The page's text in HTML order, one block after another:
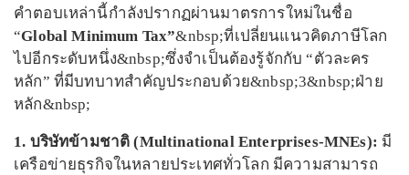
คำตอบเหล่านี้กำลังปรากฏผ่านมาตรการใหม่ในชื่อ
“Global Minimum Tax”&nbsp;ที่เปลี่ยนแนวคิดภาษีโลก
ไปอีกระดับหนึ่ง&nbsp;ซึ่งจำเป็นต้องรู้จักกับ “ตัวละคร
หลัก” ที่มีบทบาทสำคัญประกอบด้วย&nbsp;3&nbsp;ฝ่าย
หลัก&nbsp;
1. บริษัทข้ามชาติ (Multinational Enterprises-MNEs): มี
เครือข่ายธุรกิจในหลายประเทศทั่วโลก มีความสามารถ